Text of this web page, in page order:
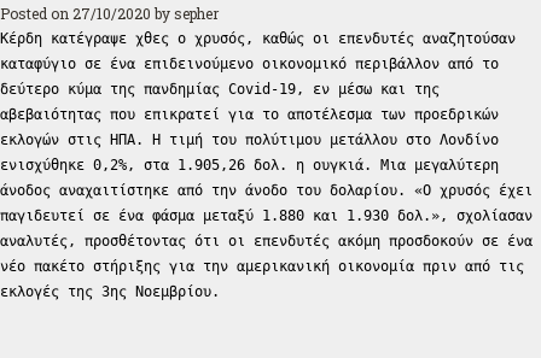
Posted on 27/10/2020 bysepher
Κέρδη κατέγραψε χθες ο χρυσός, καθώς οι επενδυτές αναζητούσαν
καταφύγιο σε ένα επιδεινούμενο οικονομικό περιβάλλον από το
δεύτερο κύμα της πανδημίας Covid-19, εν μέσω και της
αβεβαιότητας που επικρατεί για το αποτέλεσμα των προεδρικών
εκλογών στις ΗΠΑ. Η τιμή του πολύτιμου μετάλλου στο Λονδίνο
ενισχύθηκε 0,2%, στα 1.905,26 δολ. η ουγκιά. Μια μεγαλύτερη
άνοδος αναχαιτίστηκε από την άνοδο του δολαρίου. «Ο χρυσός έχει
παγιδευτεί σε ένα φάσμα μεταξύ 1.880 και 1.930 δολ.», σχολίασαν
αναλυτές, προσθέτοντας ότι οι επενδυτές ακόμη προσδοκούν σε ένα
νέο πακέτο στήριξης για την αμερικανική οικονομία πριν από τις
εκλογές της 3ης Νοεμβρίου.